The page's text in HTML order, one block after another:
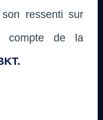
ressenti sur
compte de la